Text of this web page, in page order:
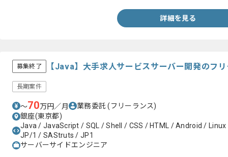
詳細を見る
募集終了 【Java】大手求人サービスサーバー開発のフ
長期案件
〜70万円／月 業務委託(フリーランス)
銀座(東京都)
Java / JavaScript / SQL / Shell / CSS / HTML / Android /
JP/1 / SAStruts / JP1
サーバーサイドエンジニア